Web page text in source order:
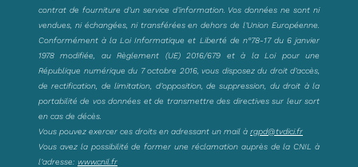
contrat de fourniture d’un service d’information. Vos données ne sont ni
vendues, ni échangées, ni transférées en dehors de l’Union Européenne.
Conformément à la Loi Informatique et Liberté de n°78-17 du 6 janvier
1978 modifiée, au Règlement (UE) 2016/679 et à la Loi pour une
République numérique du 7 octobre 2016, vous disposez du droit d’accès,
de rectification, de limitation, d’opposition, de suppression, du droit à la
portabilité de vos données et de transmettre des directives sur leur sort
en cas de décès.
Vous pouvez exercer ces droits en adressant un mail à rgpd@tvdici.fr
Vous avez la possibilité de former une réclamation auprès de la CNIL à
l’adresse: www.cnil.fr